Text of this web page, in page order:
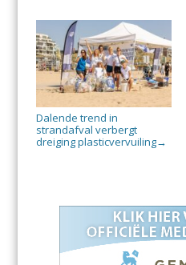
Dalende trend in
strandafval verbergt
dreiging plasticvervuiling→